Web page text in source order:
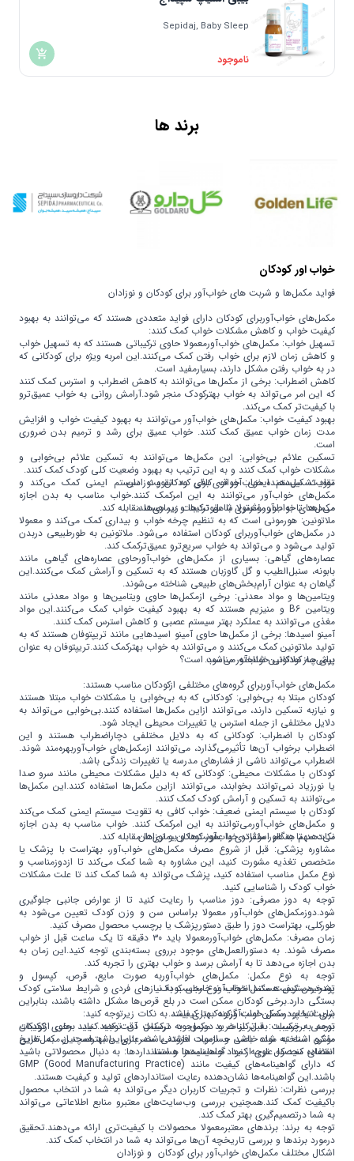
Sepidaj, Baby Sleep
ناموجود
برند ها
خواب اور کودکان
فواید مکمل‌ها و شربت های خواب‌آور برای کودکان و نوزادان
مکمل‌های خواب‌آوربرای کودکان دارای فواید متعددی هستند که می‌توانند به بهبود
کیفیت خواب و کاهش مشکلات خواب کمک کنند:
تسهیل خواب: مکمل‌های خواب‌آورمعمولا حاوی ترکیباتی هستند که به تسهیل خواب
و کاهش زمان لازم برای خواب رفتن کمک می‌کنند.این امربه ویژه برای کودکانی که
در به خواب رفتن مشکل دارند، بسیارمفید است.
کاهش اضطراب: برخی از مکمل‌ها می‌توانند به کاهش اضطراب و استرس کمک کنند
که این امر می‌تواند به خواب بهترکودک منجر شود.آرامش روانی به خواب عمیق‌ترو
با کیفیت‌تر کمک می‌کند.
بهبود کیفیت خواب: مکمل‌های خواب‌آور می‌توانند به بهبود کیفیت خواب و افزایش
مدت زمان خواب عمیق کمک کنند. خواب عمیق برای رشد و ترمیم بدن ضروری
است.
تسکین علائم بی‌خوابی: این مکمل‌ها می‌توانند به تسکین علائم بی‌خوابی و
مشکلات خواب کمک کنند و به این ترتیب به بهبود وضعیت کلی کودک کمک کنند.
تقویت سیستم ایمنی: خواب کافی به تقویت سیستم ایمنی کمک می‌کند و
مکمل‌های خواب‌آور می‌توانند به این امرکمک کنند.خواب مناسب به بدن اجازه
می‌دهد تا به طور مؤثرتری با عفونت‌ها و بیماری‌ها مقابله کند.
مواد تشکیل‌دهنده خواب‌آور قوی برای کودکان و نوزادان
مکمل‌های خواب‌آور معمولا شامل ترکیبات زیر هستند:
ملاتونین: هورمونی است که به تنظیم چرخه خواب و بیداری کمک می‌کند و معمولا
در مکمل‌های خواب‌آوربرای کودکان استفاده می‌شود. ملاتونین به طورطبیعی دربدن
تولید می‌شود و می‌تواند به خواب سریع‌ترو عمیق‌ترکمک کند.
عصاره‌های گیاهی: بسیاری از مکمل‌های خواب‌آورحاوی عصاره‌های گیاهی مانند
بابونه، سنبل‌الطیب و گل گاوزبان هستند که به تسکین و آرامش کمک می‌کنند.این
گیاهان به عنوان آرام‌بخش‌های طبیعی شناخته می‌شوند.
ویتامین‌ها و مواد معدنی: برخی ازمکمل‌ها حاوی ویتامین‌ها و مواد معدنی مانند
ویتامین B۶ و منیزیم هستند که به بهبود کیفیت خواب کمک می‌کنند.این مواد
مغذی می‌توانند به عملکرد بهتر سیستم عصبی و کاهش استرس کمک کنند.
آمینو اسیدها: برخی از مکمل‌ها حاوی آمینو اسیدهایی مانند تریپتوفان هستند که به
تولید ملاتونین کمک می‌کنند و می‌توانند به خواب بهترکمک کنند.تریپتوفان به عنوان
پیش‌ساز ملاتونین شناخته می‌شود.
برای چه کودکانی خواب‌آور مناسب است؟
مکمل‌های خواب‌آوربرای گروه‌های مختلفی ازکودکان مناسب هستند:
کودکان مبتلا به بی‌خوابی: کودکانی که به بی‌خوابی یا مشکلات خواب مبتلا هستند
و نیازبه تسکین دارند، می‌توانند ازاین مکمل‌ها استفاده کنند.بی‌خوابی می‌تواند به
دلایل مختلفی از جمله استرس یا تغییرات محیطی ایجاد شود.
کودکان با اضطراب: کودکانی که به دلایل مختلفی دچاراضطراب هستند و این
اضطراب برخواب آن‌ها تأثیرمی‌گذارد، می‌توانند ازمکمل‌های خواب‌آوربهره‌مند شوند.
اضطراب می‌تواند ناشی از فشارهای مدرسه یا تغییرات زندگی باشد.
کودکان با مشکلات محیطی: کودکانی که به دلیل مشکلات محیطی مانند سرو صدا
یا نورزیاد نمی‌توانند بخوابند، می‌توانند ازاین مکمل‌ها استفاده کنند.این مکمل‌ها
می‌توانند به تسکین و آرامش کودک کمک کنند.
کودکان با سیستم ایمنی ضعیف: خواب کافی به تقویت سیستم ایمنی کمک می‌کند
و مکمل‌های خواب‌آورمی‌توانند به این امرکمک کنند. خواب مناسب به بدن اجازه
می‌دهد تا به طور مؤثرتری با عفونت‌ها و بیماری‌ها مقابله کند.
نکات مهم هنگام استفاده خواب‌آور کودکان و نوزادان
مشاوره پزشکی: قبل از شروع مصرف مکمل‌های خواب‌آور، بهتراست با پزشک یا
متخصص تغذیه مشورت کنید، این مشاوره به شما کمک می‌کند تا ازدوزمناسب و
نوع مکمل مناسب استفاده کنید، پزشک می‌تواند به شما کمک کند تا علت مشکلات
خواب کودک را شناسایی کنید.
توجه به دوز مصرفی: دوز مناسب را رعایت کنید تا از عوارض جانبی جلوگیری
شود.دوزمکمل‌های خواب‌آور معمولا براساس سن و وزن کودک تعیین می‌شود به
طورکلی، بهتراست دوز را طبق دستورپزشک یا برچسب محصول مصرف کنید.
زمان مصرف: مکمل‌های خواب‌آورمعمولا باید ۳۰ دقیقه تا یک ساعت قبل از خواب
مصرف شوند. به دستورالعمل‌های موجود برروی بسته‌بندی توجه کنید.این زمان به
بدن اجازه می‌دهد تا به آرامش برسد و خواب بهتری را تجربه کند.
توجه به نوع مکمل: مکمل‌های خواب‌آوربه صورت مایع، قرص، کپسول و
پودردردسترس هستند.انتخاب نوع مناسب به نیازهای فردی و شرایط سلامتی کودک
بستگی دارد.برخی کودکان ممکن است در بلع قرص‌ها مشکل داشته باشند، بنابراین
شربت یا پودرممکن است گزینه بهتری باشد.
توجه به ترکیبات: قبل از خرید مکمل، به ترکیبات آن توجه کنید. برخی ازکودکان
ممکن است به مواد خاصی حساسیت داشته باشند، بنابراین بهتراست از مکمل‌هایی
استفاده کنید که عاری از مواد حساسیت‌زا هستند.
تشخیص کیفیت مکمل خواب‌آور خارجی کودک
برای انتخاب مکمل خواب‌آورکودک با کیفیت، به نکات زیرتوجه کنید:
بررسی برچسب: به ترکیبات و دوزموجود درمکمل دقت کنید. باید حاوی ترکیبات
مؤثرو شناخته شده باشد و ازمواد افزودنی مضرعاری باشد.همچنین، به تاریخ
انقضای محصول توجه کنید. گواهینامه‌ها و استانداردها: به دنبال محصولاتی باشید
که دارای گواهینامه‌های کیفیت مانند (GMP (Good Manufacturing Practice
باشند.این گواهینامه‌ها نشان‌دهنده رعایت استانداردهای تولید و کیفیت هستند.
بررسی نظرات: نظرات و تجربیات کاربران دیگر می‌تواند به شما در انتخاب محصول
باکیفیت کمک کند.همچنین، بررسی وب‌سایت‌های معتبرو منابع اطلاعاتی می‌تواند
به شما درتصمیم‌گیری بهتر کمک کند.
توجه به برند: برندهای معتبرمعمولا محصولات با کیفیت‌تری ارائه می‌دهند.تحقیق
درمورد برندها و بررسی تاریخچه آن‌ها می‌تواند به شما در انتخاب کمک کند.
اشکال مختلف مکمل‌های خواب‌آور برای کودکان و نوزادان